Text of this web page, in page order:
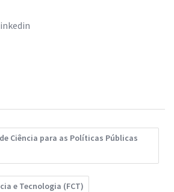
Ciência para as Políticas Públicas
e Tecnologia (FCT)